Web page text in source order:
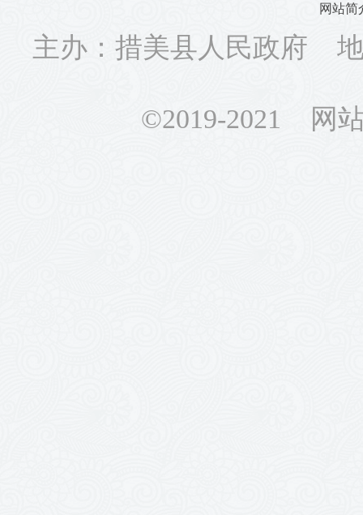
网站简
主办：措美县人民政府
©2019-2021 网